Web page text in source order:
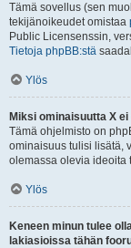
Tämä sovellus (sen
tekijänoikeudet omistaa
Public Licensenssin,
Tietoja phpBB:stä
Ylös
Miksi ominaisuutta X
Tämä ohjelmisto on
ominaisuus tulisi lisätä,
olemassa olevia ideoita
Ylös
Keneen minun tulee
lakiasioissa tähän